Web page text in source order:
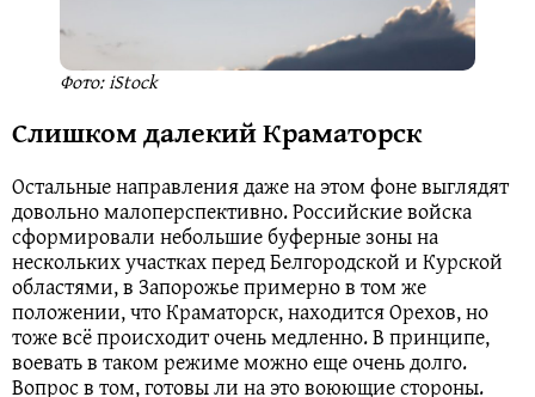
Фото: iStock
Слишком далекий Краматорск
Остальные направления даже на этом фоне выглядят
довольно малоперспективно. Российские войска
сформировали небольшие буферные зоны на
нескольких участках перед Белгородской и Курской
областями, в Запорожье примерно в том же
положении, что Краматорск, находится Орехов, но
тоже всё происходит очень медленно. В принципе,
воевать в таком режиме можно еще очень долго.
Вопрос в том, готовы ли на это воюющие стороны.